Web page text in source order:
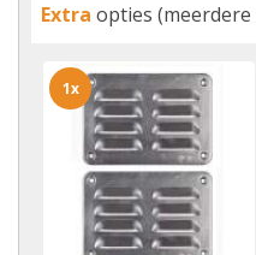
Extra opties
1x